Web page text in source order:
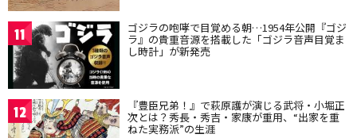
11 ゴジラの咆哮で目覚める朝…1954年公開『ゴジ
ラ』の貴重音源を搭載した「ゴジラ音声目覚ま
し時計」が新発売
12 『豊臣兄弟！』で萩原護が演じる武将・小堀正
次とは？秀長・秀吉・家康が重用、“出家を重
ねた実務派”の生涯